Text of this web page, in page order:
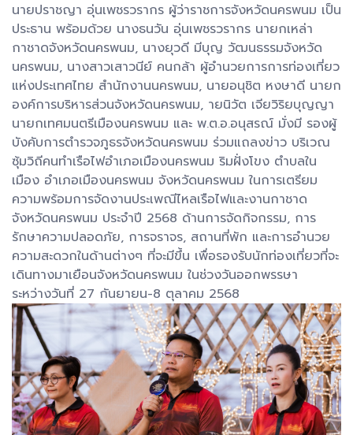
นายปราชญา อุ่นเพชรวรากร ผู้ว่าราชการจังหวัดนครพนม เป็น
ประธาน พร้อมด้วย นางธนวัน อุ่นเพชรวรากร นายกเหล่า
กาชาดจังหวัดนครพนม, นางยุวดี มีบุญ วัฒนธรรมจังหวัด
นครพนม, นางสาวเสาวนีย์ คนกล้า ผู้อำนวยการการท่องเที่ยว
แห่งประเทศไทย สำนักงานนครพนม, นายอนุชิต หงษาดี นายก
องค์การบริหารส่วนจังหวัดนครพนม, ายนิวัต เจียวิริยบุญญา
นายกเทศมนตรีเมืองนครพนม และ พ.ต.อ.อนุสรณ์ มั่งมี รองผู้
บังคับการตำรวจภูธรจังหวัดนครพนม ร่วมแถลงข่าว บริเวณ
ซุ้มวิถีคนทำเรือไฟอำเภอเมืองนครพนม ริมฝั่งโขง ตำบลใน
เมือง อำเภอเมืองนครพนม จังหวัดนครพนม ในการเตรียม
ความพร้อมการจัดงานประเพณีไหลเรือไฟและงานกาชาด
จังหวัดนครพนม ประจำปี 2568 ด้านการจัดกิจกรรม, การ
รักษาความปลอดภัย, การจราจร, สถานที่พัก และการอำนวย
ความสะดวกในด้านต่างๆ ที่จะมีขึ้น เพื่อรองรับนักท่องเที่ยวที่จะ
เดินทางมาเยือนจังหวัดนครพนม ในช่วงวันออกพรรษา
ระหว่างวันที่ 27 กันยายน-8 ตุลาคม 2568